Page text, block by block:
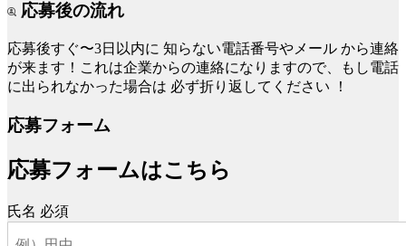
応募後の流れ
応募後すぐ〜3日以内に 知らない電話番号やメール から連絡
が来ます！これは企業からの連絡になりますので、もし電話
に出られなかった場合は 必ず折り返してください ！
応募フォーム
応募フォームはこちら
氏名 必須